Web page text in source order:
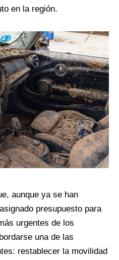
en la región.
aunque ya se han
presupuesto para
urgentes de los
una de las
restablecer la movilidad